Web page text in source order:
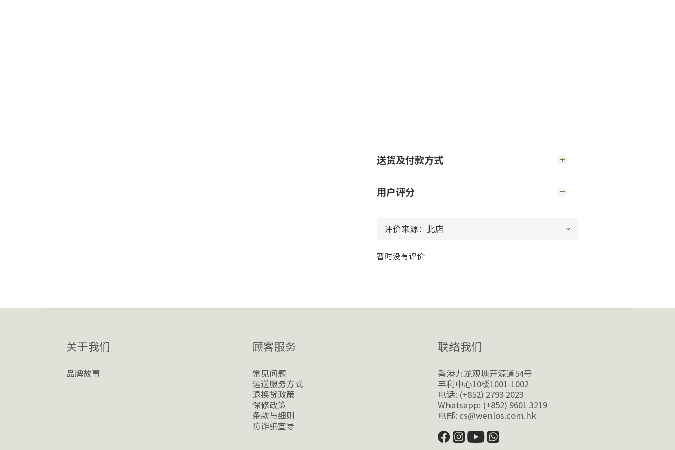
送货及付款方式
用户评分
暂时没有评价
关于我们
品牌故事
顾客服务
常见问题
运送服务方式
退换货政策
保修政策
条款与细则
防诈骗宣导
联络我们
香港九龙观塘开源道54号
丰利中心10楼1001-1002
电话: (+852) 2793 2023
Whatsapp: (+852) 9601 3219
电邮: cs@wenlos.com.hk